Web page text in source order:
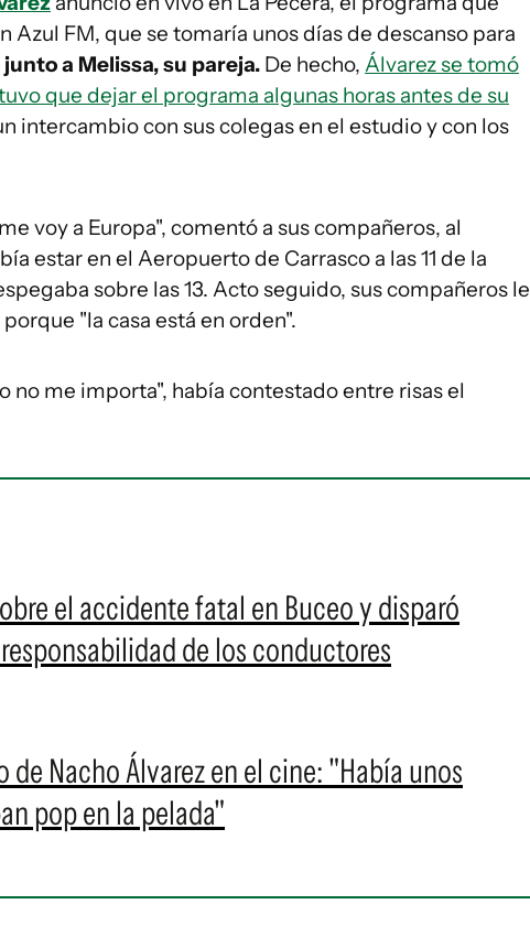
Azul FM, que se tomaría unos días de descanso para
a Melissa, su pareja. De hecho, Álvarez se tomó
que dejar el programa algunas horas antes de su
intercambio con sus colegas en el estudio y con los
voy a Europa", comentó a sus compañeros, al
estar en el Aeropuerto de Carrasco a las 11 de la
sobre las 13. Acto seguido, sus compañeros le
"la casa está en orden".
no me importa", había contestado entre risas el
el accidente fatal en Buceo y disparó
de los conductores
Nacho Álvarez en el cine: "Había unos
pop en la pelada"